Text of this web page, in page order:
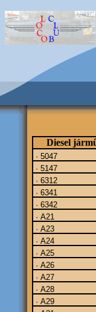
Diesel
· 5047
· 5147
· 6312
· 6341
· 6342
· A21
· A23
· A24
· A25
· A26
· A27
· A28
· A29